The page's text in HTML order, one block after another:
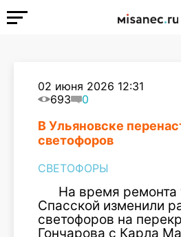
02 июня 2026 12:31
693
0
В Ульяновске
светофоров
СВЕТОФОРЫ
На время ремонта
Спасской изменили
светофоров на
Гончарова с Карла